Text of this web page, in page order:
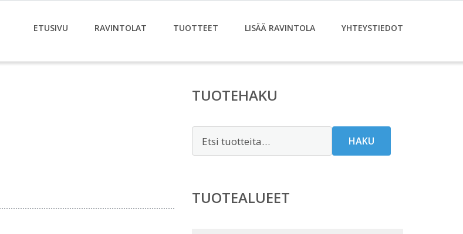
ETUSIVU RAVINTOLAT TUOTTEET LISÄÄ RAVINTOLA YHTEYSTIEDOT
TUOTEHAKU
HAKU
TUOTEALUEET